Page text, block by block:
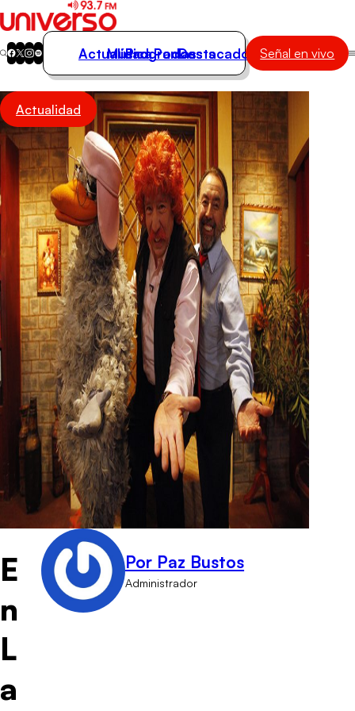
Actualidad
Música
Programas
Podcasts
Destacados
Actualidad
Música
Programas
Podcasts
Destacados Señal en vivo
Actualidad
E
n
L
a
Por Paz Bustos
Administrador